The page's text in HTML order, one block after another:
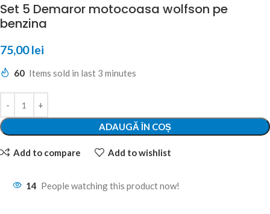
Set 5 Demaror motocoasa wolfson pe
benzina
75,00lei
60 Items sold in last 3 minutes
ADAUGĂ ÎN COȘ
Add to compare Add to wishlist
14 People watching this product now!